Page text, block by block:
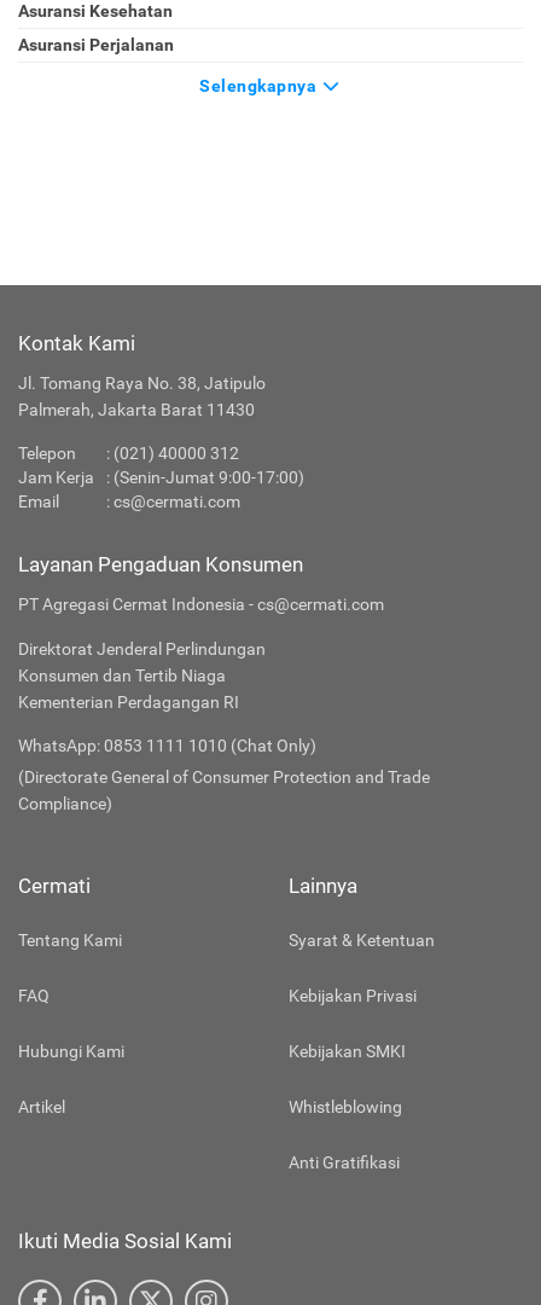
Asuransi Kesehatan
Asuransi Perjalanan
Selengkapnya
Kontak Kami
Jl. Tomang Raya No. 38, Jatipulo
Palmerah, Jakarta Barat 11430
Telepon
: (021) 40000 312
Jam Kerja
: (Senin-Jumat 9:00-17:00)
Email
:cs@cermati.com
Layanan Pengaduan Konsumen
PT Agregasi Cermat Indonesia - cs@cermati.com
Direktorat Jenderal Perlindungan
Konsumen dan Tertib Niaga
Kementerian Perdagangan RI
WhatsApp: 0853 1111 1010 (Chat Only)
(Directorate General of Consumer Protection and Trade
Compliance)
Cermati
Tentang Kami
FAQ
Hubungi Kami
Artikel
Lainnya
Syarat & Ketentuan
Kebijakan Privasi
Kebijakan SMKI
Whistleblowing
Anti Gratifikasi
Ikuti Media Sosial Kami